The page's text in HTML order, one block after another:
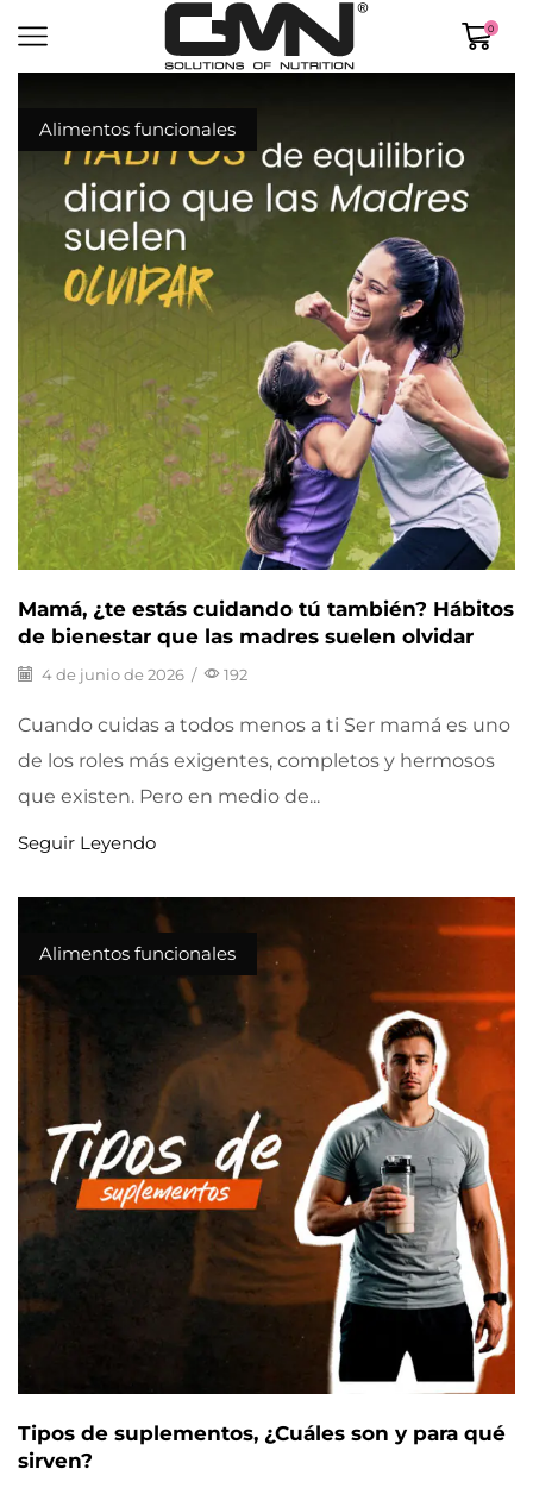
0
Alimentos funcionales
Mamá, ¿te estás cuidando tú también? Hábitos
de bienestar que las madres suelen olvidar
4 de junio de 2026 / 192
Cuando cuidas a todos menos a ti Ser mamá es uno
de los roles más exigentes, completos y hermosos
que existen. Pero en medio de...
Seguir Leyendo
Alimentos funcionales
Tipos de suplementos, ¿Cuáles son y para qué
sirven?